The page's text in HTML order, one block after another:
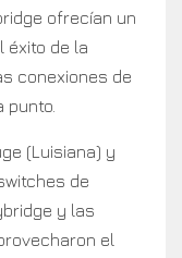
ofrecían un
éxito de la
conexiones de
punto.
(Luisiana) y
de
y las
el